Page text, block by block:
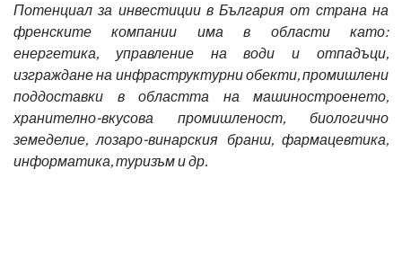
Потенциал за инвестиции в България от страна на
френските компании има в области като:
енергетика, управление на води и отпадъци,
изграждане на инфраструктурни обекти, промишлени
поддоставки в областта на машиностроенето,
хранително-вкусова промишленост, биологично
земеделие, лозаро-винарския бранш, фармацевтика,
информатика, туризъм и др.